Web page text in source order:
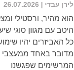
לירן עבדי | 26.07.2026
הוא מהיר, ורסטילי
היטב עם מגוון סוגי
כל האביזרים יהיו
מדובר באחד ממעצבי
המרשימים שפגשנו